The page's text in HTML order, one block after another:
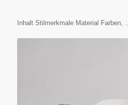
Inhalt Stilmerkmale Material Farben, ...